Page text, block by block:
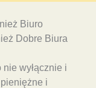
Biuro
Dobre Biura
wyłącznie i
i